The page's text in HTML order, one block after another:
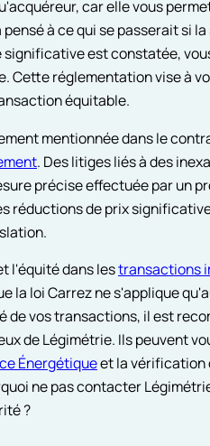
car elle vous
à ce qui se passerait si
est constatée,
Cette réglementation vise à
équitable.
mentionnée dans le
. Des litiges liés à des
précise effectuée par un
réductions de prix
l'équité dans lestransactions
la loi Carrez ne s'applique
vos transactions, il est
de Légimétrie. Ils peuvent
Énergétiqueet la vérification
ne pas contacter
?